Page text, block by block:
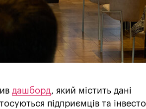
дашборд, який містить дані
підприємців та